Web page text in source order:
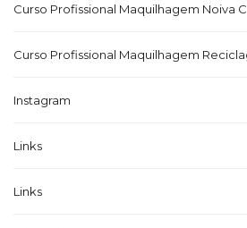
Curso Profissional Maquilhagem Noiva
Curso Profissional Maquilhagem
Instagram
Links
Links